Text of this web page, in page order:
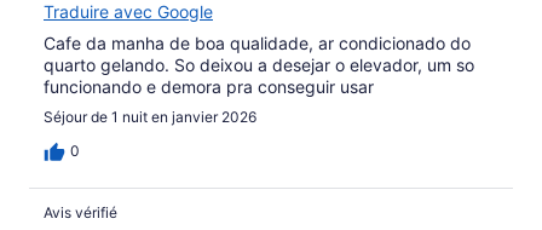
Traduire avec Google
Cafe da manha de boa qualidade, ar condicionado do
quarto gelando. So deixou a desejar o elevador, um so
funcionando e demora pra conseguir usar
Séjour de 1 nuit en janvier 2026
0
Avis vérifié